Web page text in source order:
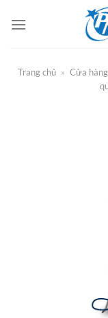
qua
Trang chủ » Cửa hàng